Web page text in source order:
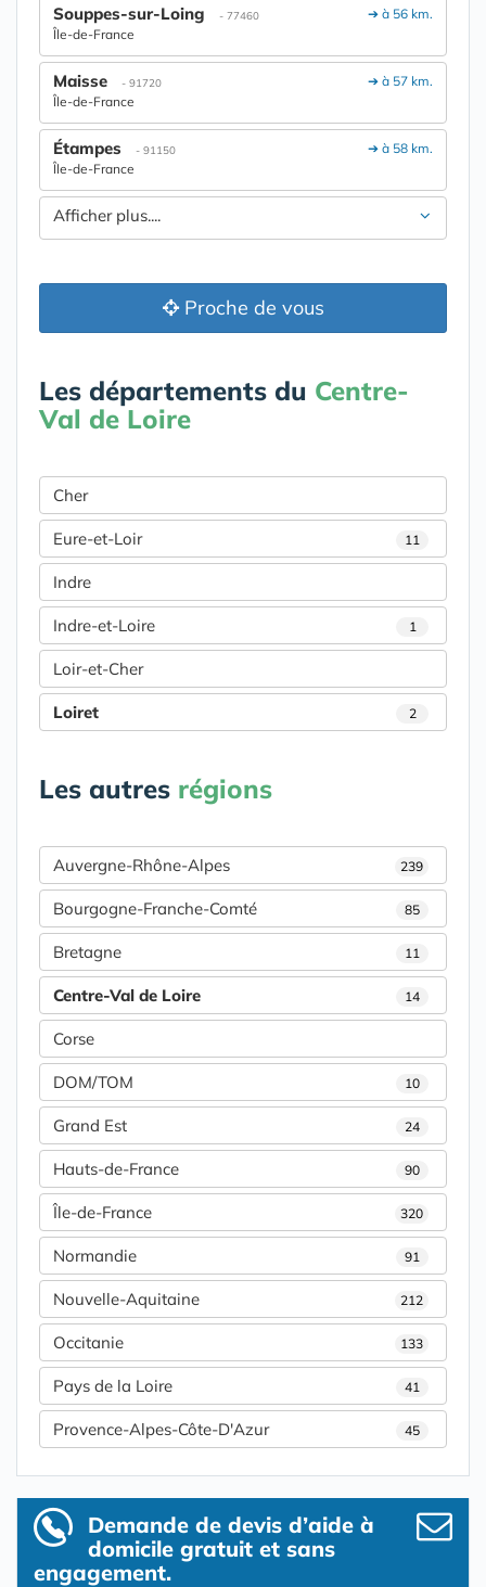
➔ à 56 km.
Souppes-sur-Loing - 77460
Île-de-France
➔ à 57 km.
Maisse - 91720
Île-de-France
➔ à 58 km.
Étampes - 91150
Île-de-France
Afficher plus....
Proche de vous
Les départements du Centre-
Val de Loire
Cher
Eure-et-Loir 11
Indre
Indre-et-Loire 1
Loir-et-Cher
Loiret 2
Les autres régions
Auvergne-Rhône-Alpes 239
Bourgogne-Franche-Comté 85
Bretagne 11
Centre-Val de Loire 14
Corse
DOM/TOM 10
Grand Est 24
Hauts-de-France 90
Île-de-France 320
Normandie 91
Nouvelle-Aquitaine 212
Occitanie 133
Pays de la Loire 41
Provence-Alpes-Côte-D'Azur 45
Demande de devis d’aide à
domicile gratuit et sans
engagement.